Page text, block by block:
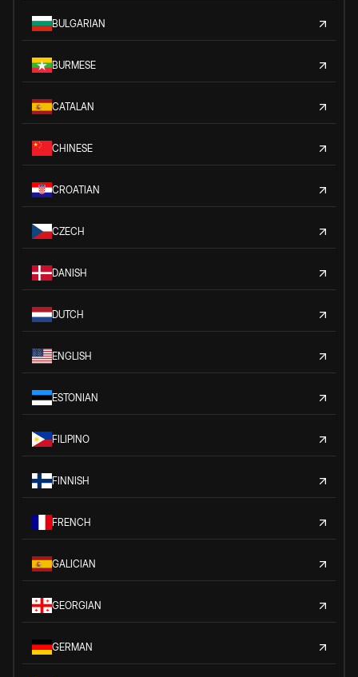
BULGARIAN
BURMESE
CATALAN
CHINESE
CROATIAN
CZECH
DANISH
DUTCH
ENGLISH
ESTONIAN
FILIPINO
FINNISH
FRENCH
GALICIAN
GEORGIAN
GERMAN